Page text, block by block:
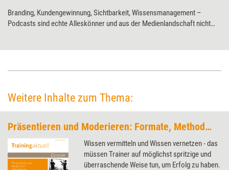
Branding, Kundengewinnung, Sichtbarkeit, Wissensmanagement –
Podcasts sind echte Alleskönner und aus der Medienlandschaft nicht
Weitere Inhalte zum Thema:
Präsentieren und Moderieren: Formate, Methoden, Tools
Wissen vermitteln und Wissen vernetzen - das
müssen Trainer auf möglichst spritzige und
überraschende Weise tun, um Erfolg zu haben.